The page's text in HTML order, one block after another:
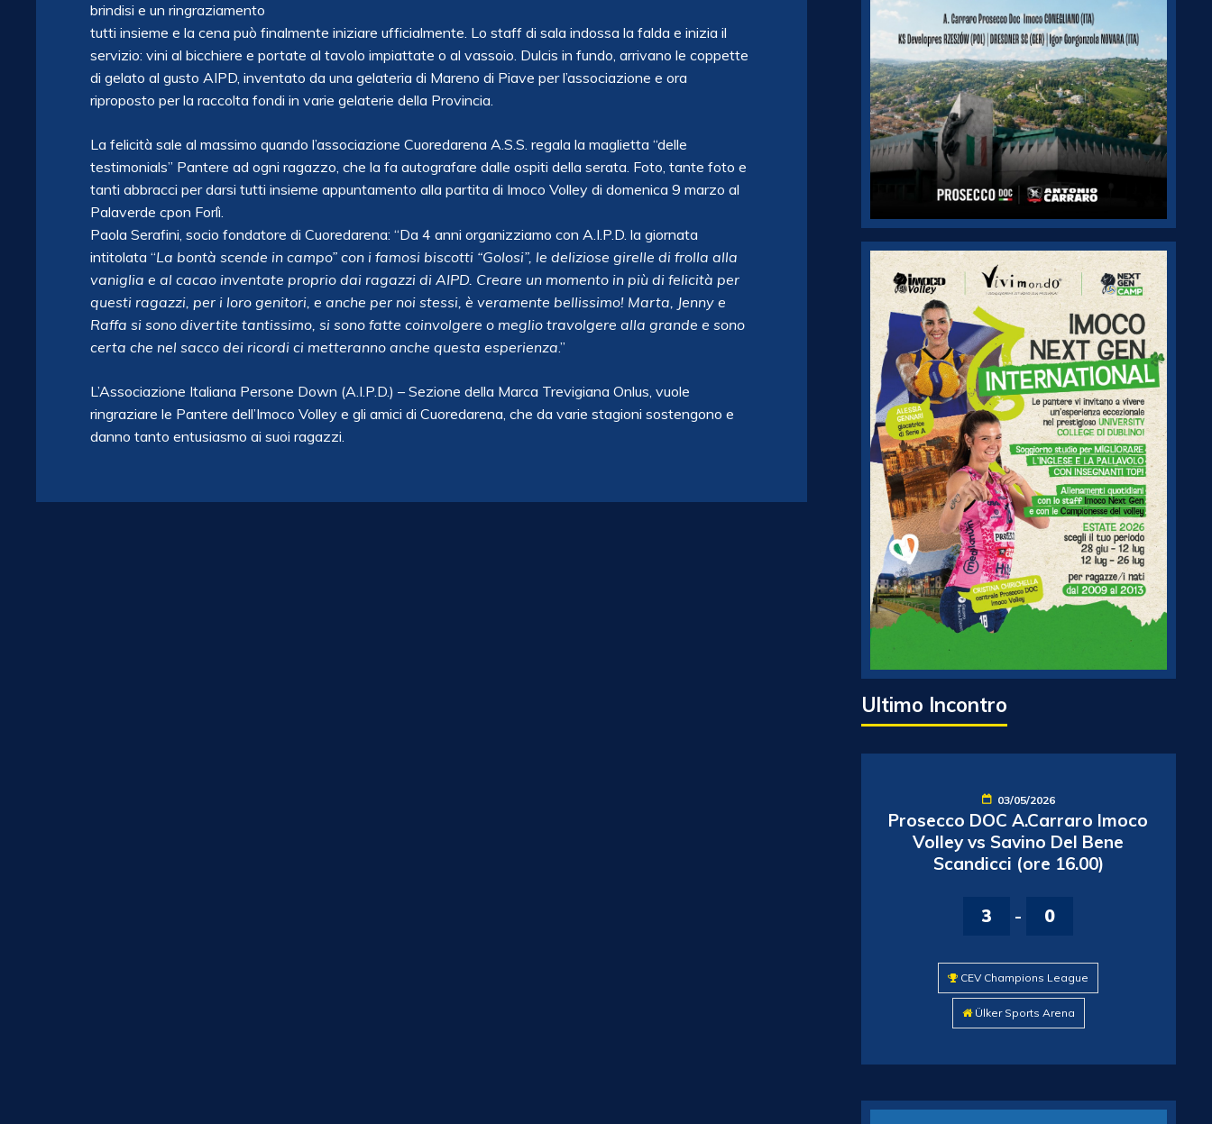
brindisi e un ringraziamento
tutti insieme e la cena può finalmente iniziare ufficialmente. Lo staff di sala indossa la falda e inizia il
servizio: vini al bicchiere e portate al tavolo impiattate o al vassoio. Dulcis in fundo, arrivano le coppette
di gelato al gusto AIPD, inventato da una gelateria di Mareno di Piave per l’associazione e ora
riproposto per la raccolta fondi in varie gelaterie della Provincia.
La felicità sale al massimo quando l’associazione Cuoredarena A.S.S. regala la maglietta “delle
testimonials” Pantere ad ogni ragazzo, che la fa autografare dalle ospiti della serata. Foto, tante foto e
tanti abbracci per darsi tutti insieme appuntamento alla partita di Imoco Volley di domenica 9 marzo al
Palaverde cpon Forlì.
Paola Serafini, socio fondatore di Cuoredarena: “Da 4 anni organizziamo con A.I.P.D. la giornata
intitolata “La bontà scende in campo” con i famosi biscotti “Golosi”, le deliziose girelle di frolla alla
vaniglia e al cacao inventate proprio dai ragazzi di AIPD. Creare un momento in più di felicità per
questi ragazzi, per i loro genitori, e anche per noi stessi, è veramente bellissimo! Marta, Jenny e
Raffa si sono divertite tantissimo, si sono fatte coinvolgere o meglio travolgere alla grande e sono
certa che nel sacco dei ricordi ci metteranno anche questa esperienza.”
L’Associazione Italiana Persone Down (A.I.P.D.) – Sezione della Marca Trevigiana Onlus, vuole
ringraziare le Pantere dell’Imoco Volley e gli amici di Cuoredarena, che da varie stagioni sostengono e
danno tanto entusiasmo ai suoi ragazzi.
Ultimo Incontro
03/05/2026
Prosecco DOC A.Carraro Imoco
Volley vs Savino Del Bene
Scandicci (ore 16.00)
3 - 0
CEV Champions League
Ülker Sports Arena